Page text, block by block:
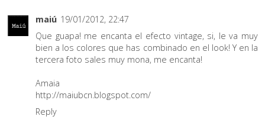
maiú 19/01/2012, 22:47
Que guapa! me encanta el efecto vintage, si, le va muy
bien a los colores que has combinado en el look! Y en la
tercera foto sales muy mona, me encanta!
Amaia
http://maiubcn.blogspot.com/
Reply